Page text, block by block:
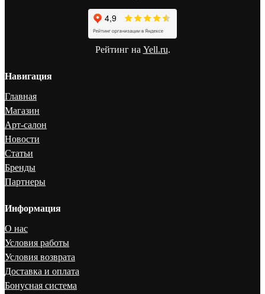
Рейтинг на Yell.ru.
Навигация
Главная
Магазин
Арт-салон
Новости
Статьи
Бренды
Партнеры
Информация
О нас
Условия работы
Условия возврата
Доставка и оплата
Бонусная система